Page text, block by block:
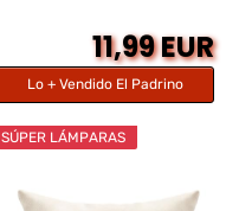
11,99 EUR
Lo + Vendido El Padrino
SÚPER LÁMPARAS